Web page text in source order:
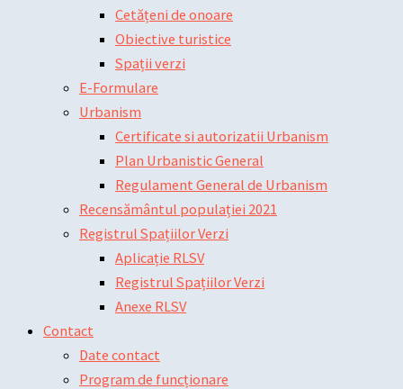
Cetățeni de onoare
Obiective turistice
Spații verzi
E-Formulare
Urbanism
Certificate si autorizatii Urbanism
Plan Urbanistic General
Regulament General de Urbanism
Recensământul populației 2021
Registrul Spațiilor Verzi
Aplicație RLSV
Registrul Spațiilor Verzi
Anexe RLSV
Contact
Date contact
Program de funcționare